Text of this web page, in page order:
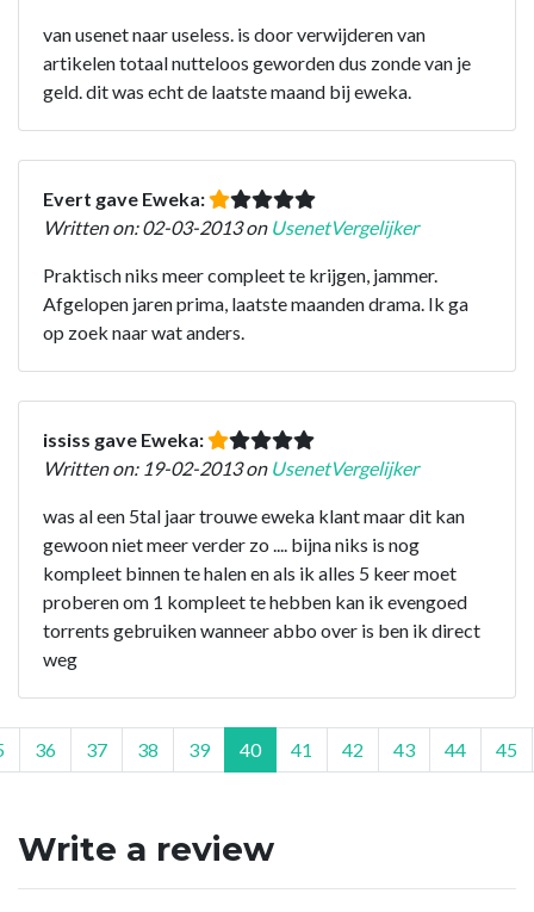
van usenet naar useless. is door verwijderen van
artikelen totaal nutteloos geworden dus zonde van je
geld. dit was echt de laatste maand bij eweka.
Evert gave Eweka:
Written on: 02-03-2013 on UsenetVergelijker
Praktisch niks meer compleet te krijgen, jammer.
Afgelopen jaren prima, laatste maanden drama. Ik ga
op zoek naar wat anders.
ississ gave Eweka:
Written on: 19-02-2013 on UsenetVergelijker
was al een 5tal jaar trouwe eweka klant maar dit kan
gewoon niet meer verder zo .... bijna niks is nog
kompleet binnen te halen en als ik alles 5 keer moet
proberen om 1 kompleet te hebben kan ik evengoed
torrents gebruiken wanneer abbo over is ben ik direct
weg
36 37 38 39 40 41 42 43 44 45
Write a review